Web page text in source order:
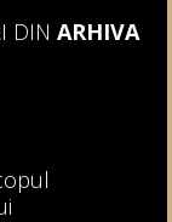
DIN ARHIVA